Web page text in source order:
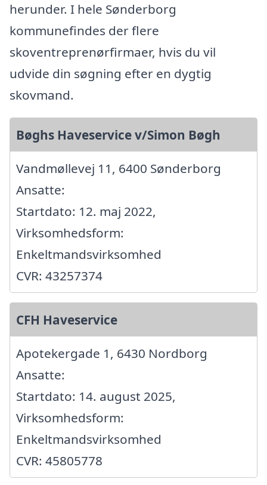
herunder. I hele Sønderborg
kommunefindes der flere
skoventreprenørfirmaer, hvis du vil
udvide din søgning efter en dygtig
skovmand.
Bøghs Haveservice v/Simon Bøgh
Vandmøllevej 11, 6400 Sønderborg
Ansatte:
Startdato: 12. maj 2022,
Virksomhedsform:
Enkeltmandsvirksomhed
CVR: 43257374
CFH Haveservice
Apotekergade 1, 6430 Nordborg
Ansatte:
Startdato: 14. august 2025,
Virksomhedsform:
Enkeltmandsvirksomhed
CVR: 45805778